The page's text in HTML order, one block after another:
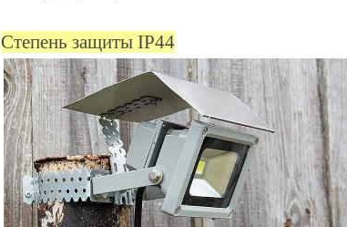
Степень защиты IP44